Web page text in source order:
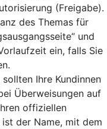
(Freigabe).
des Themas für
und
ein, falls Sie
Ihre Kundinnen
Überweisungen auf
offiziellen
der Name, mit dem